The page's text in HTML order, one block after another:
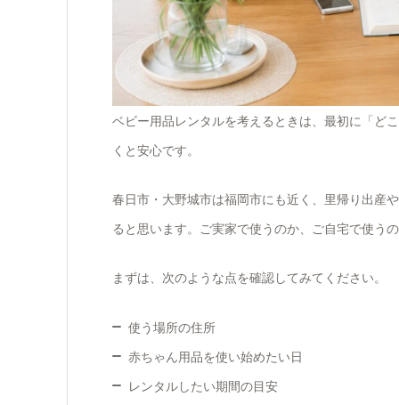
ベビー用品レンタルを考えるときは、最初に「ど
くと安心です。
春日市・大野城市は福岡市にも近く、里帰り出産
ると思います。ご実家で使うのか、ご自宅で使う
まずは、次のような点を確認してみてください。
使う場所の住所
赤ちゃん用品を使い始めたい日
レンタルしたい期間の目安